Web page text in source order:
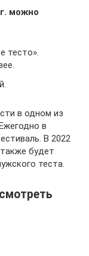
можно
тесто».
в одном из
в
В 2022
будет
теста.